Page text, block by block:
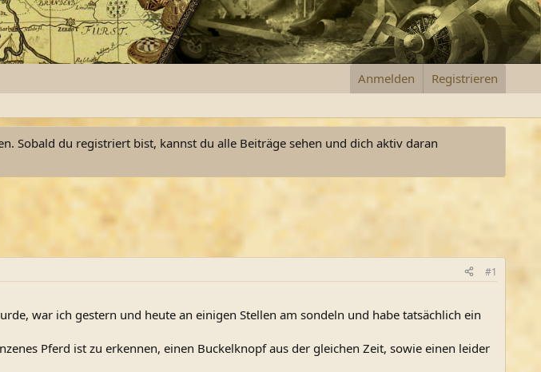
Anmelden Registrieren
Sobald du registriert bist, kannst du alle Beiträge sehen und dich aktiv daran
#1
war ich gestern und heute an einigen Stellen am sondeln und habe tatsächlich ein
Pferd ist zu erkennen, einen Buckelknopf aus der gleichen Zeit, sowie einen leider